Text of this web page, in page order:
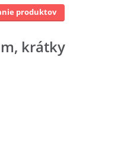
produktov
krátky